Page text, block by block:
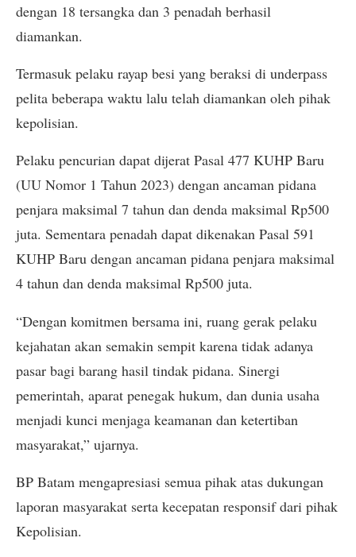
dengan 18 tersangka dan 3 penadah berhasil
diamankan.
Termasuk pelaku rayap besi yang beraksi di underpass
pelita beberapa waktu lalu telah diamankan oleh pihak
kepolisian.
Pelaku pencurian dapat dijerat Pasal 477 KUHP Baru
(UU Nomor 1 Tahun 2023) dengan ancaman pidana
penjara maksimal 7 tahun dan denda maksimal Rp500
juta. Sementara penadah dapat dikenakan Pasal 591
KUHP Baru dengan ancaman pidana penjara maksimal
4 tahun dan denda maksimal Rp500 juta.
“Dengan komitmen bersama ini, ruang gerak pelaku
kejahatan akan semakin sempit karena tidak adanya
pasar bagi barang hasil tindak pidana. Sinergi
pemerintah, aparat penegak hukum, dan dunia usaha
menjadi kunci menjaga keamanan dan ketertiban
masyarakat,” ujarnya.
BP Batam mengapresiasi semua pihak atas dukungan
laporan masyarakat serta kecepatan responsif dari pihak
Kepolisian.